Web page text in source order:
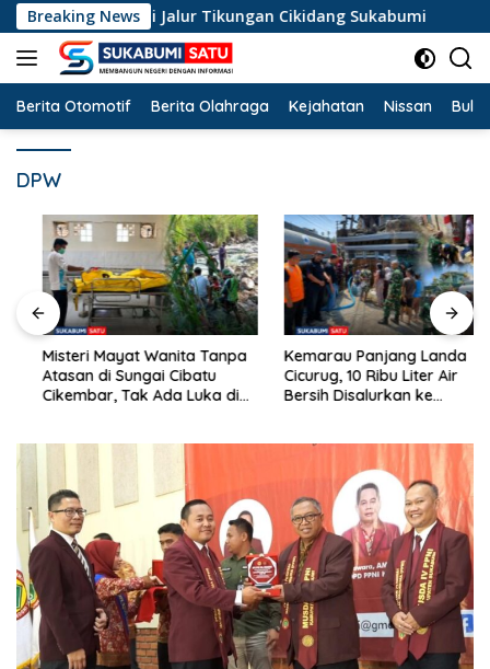
Langsung
ke
konten
Breaking Newsdi Jalur Tikungan Cikidang Sukabumi
Berita Otomotif Berita Olahraga Kejahatan Nissan
DPW
Misteri Mayat Wanita Tanpa
Atasan di Sungai Cibatu
Cikembar, Tak Ada Luka di
Kemarau Panjang Landa
Cicurug, 10 Ribu Liter Air
Bersih Disalurkan ke